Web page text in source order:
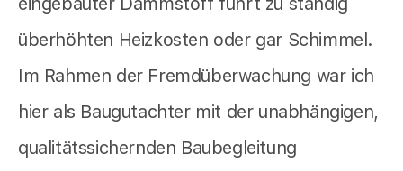
überhöhten Heizkosten oder gar Schimmel.
Im Rahmen der Fremdüberwachung war ich
hier als Baugutachter mit der unabhängigen,
qualitätssichernden Baubegleitung